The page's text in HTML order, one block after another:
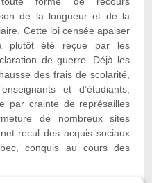
de la longueur et de la
Cette loi censée apaiser
plutôt été reçue par les
de guerre. Déjà les
des frais de scolarité,
et d’étudiants,
par crainte de représailles
de nombreux sites
recul des acquis sociaux
conquis au cours des